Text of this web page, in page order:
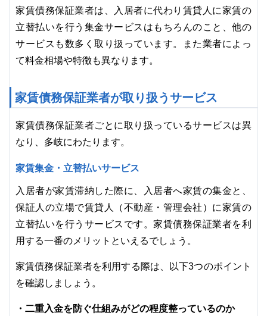
家賃債務保証業者は、入居者に代わり賃貸人に家賃の
立替払いを行う集金サービスはもちろんのこと、他の
サービスも数多く取り扱っています。また業者によっ
て料金相場や特徴も異なります。
家賃債務保証業者が取り扱うサービス
家賃債務保証業者ごとに取り扱っているサービスは異
なり、多岐にわたります。
家賃集金・立替払いサービス
入居者が家賃滞納した際に、入居者へ家賃の集金と、
保証人の立場で賃貸人（不動産・管理会社）に家賃の
立替払いを行うサービスです。家賃債務保証業者を利
用する一番のメリットといえるでしょう。
家賃債務保証業者を利用する際は、以下3つのポイント
を確認しましょう。
・二重入金を防ぐ仕組みがどの程度整っているのか